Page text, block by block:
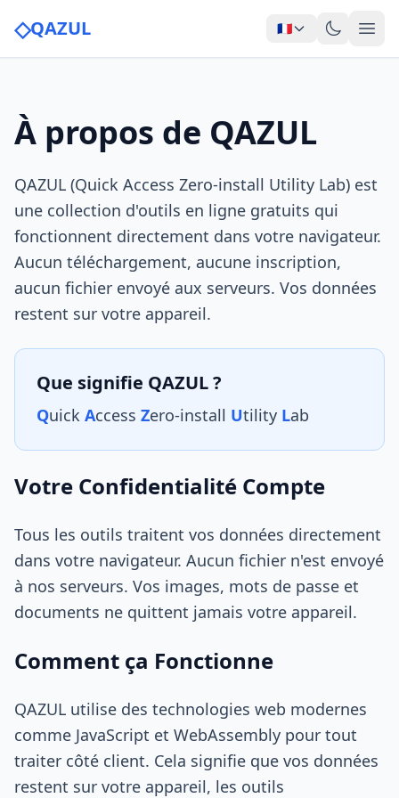
◇QAZUL 🇫🇷
À propos de QAZUL
QAZUL (Quick Access Zero-install Utility Lab) est
une collection d'outils en ligne gratuits qui
fonctionnent directement dans votre navigateur.
Aucun téléchargement, aucune inscription,
aucun fichier envoyé aux serveurs. Vos données
restent sur votre appareil.
Que signifie QAZUL ?
Quick Access Zero-install Utility Lab
Votre Confidentialité Compte
Tous les outils traitent vos données directement
dans votre navigateur. Aucun fichier n'est envoyé
à nos serveurs. Vos images, mots de passe et
documents ne quittent jamais votre appareil.
Comment ça Fonctionne
QAZUL utilise des technologies web modernes
comme JavaScript et WebAssembly pour tout
traiter côté client. Cela signifie que vos données
restent sur votre appareil, les outils